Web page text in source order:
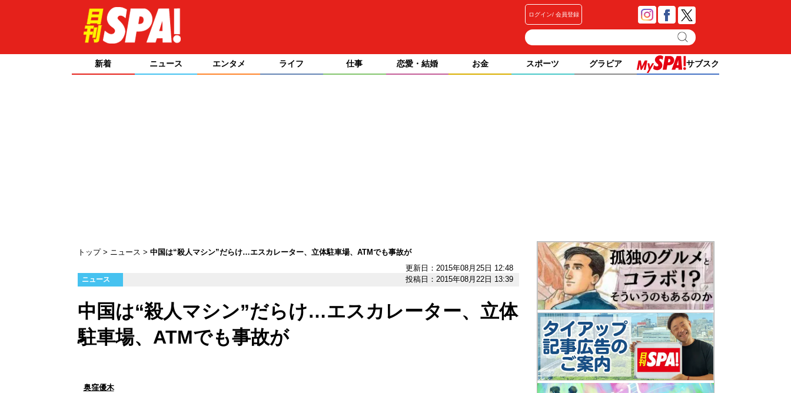
ログイン 会員登録
新着 ニュース エンタメ ライフ 仕事 恋愛・結婚 お金 スポーツ グラビア サブスク
トップ ニュース
中国は“殺人マシン”だらけ…エスカレーター、立体駐車場、ATMでも事故が
更新日：2015年08月25日 12:48
ニュース 投稿日：2015年08月22日 13:39
中国は“殺人マシン”だらけ…エスカレーター、立体
駐車場、ATMでも事故が
奥窪優木